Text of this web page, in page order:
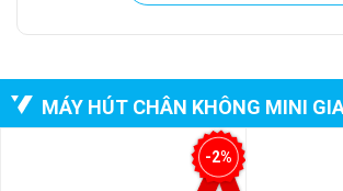
Tóm lại, cả hai dòng sản phẩm không có
khác biệt, mà có một điểm khác biệt lớn
điều vừa nêu trên là tính năng đưa vòi hút
MÁY HÚT CHÂN KHÔNG MINI
-2%